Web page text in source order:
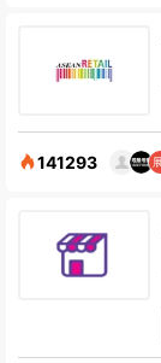
141293